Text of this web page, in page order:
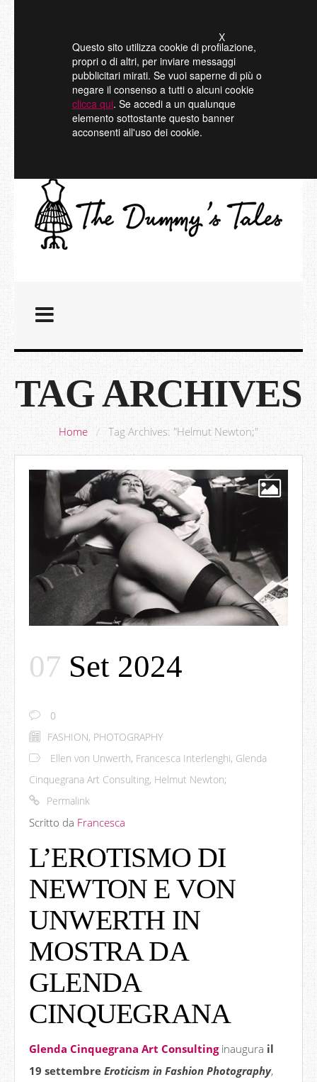
Questo sito utilizza cookie di profilazione,
propri o di altri, per inviare messaggi
pubblicitari mirati. Se vuoi saperne di più o
negare il consenso a tutti o alcuni cookie
clicca qui. Se accedi a un qualunque
elemento sottostante questo banner
acconsenti all'uso dei cookie.
X
TAG ARCHIVES
Home / Tag Archives: "Helmut Newton;"
07 Set 2024
0
FASHION, PHOTOGRAPHY
Ellen von Unwerth, Francesca Interlenghi, Glenda
Cinquegrana Art Consulting, Helmut Newton;
Permalink
Scritto da Francesca
L’EROTISMO DI
NEWTON E VON
UNWERTH IN
MOSTRA DA
GLENDA
CINQUEGRANA
Glenda Cinquegrana Art Consulting inaugura il
19 settembre Eroticism in Fashion Photography,